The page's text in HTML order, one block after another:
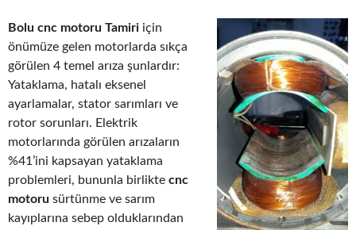
Bolu cnc motoru Tamiri için
önümüze gelen motorlarda sıkça
görülen 4 temel arıza şunlardır:
Yataklama, hatalı eksenel
ayarlamalar, stator sarımları ve
rotor sorunları. Elektrik
motorlarında görülen arızaların
%41’ini kapsayan yataklama
problemleri, bununla birlikte cnc
motoru sürtünme ve sarım
kayıplarına sebep olduklarından